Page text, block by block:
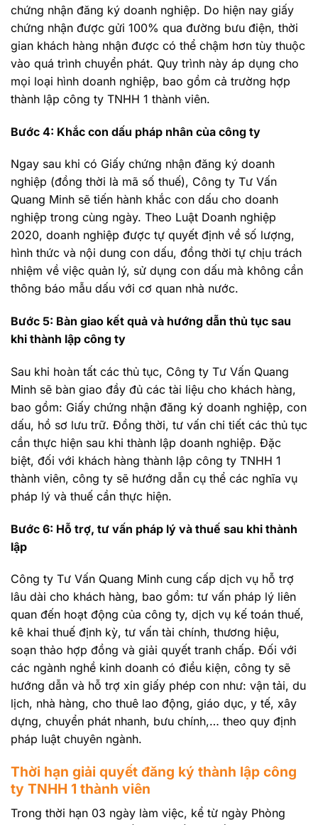
chứng nhận đăng ký doanh nghiệp. Do hiện nay giấy
chứng nhận được gửi 100% qua đường bưu điện, thời
gian khách hàng nhận được có thể chậm hơn tùy thuộc
vào quá trình chuyển phát. Quy trình này áp dụng cho
mọi loại hình doanh nghiệp, bao gồm cả trường hợp
thành lập công ty TNHH 1 thành viên.
Bước 4: Khắc con dấu pháp nhân của công ty
Ngay sau khi có Giấy chứng nhận đăng ký doanh
nghiệp (đồng thời là mã số thuế), Công ty Tư Vấn
Quang Minh sẽ tiến hành khắc con dấu cho doanh
nghiệp trong cùng ngày. Theo Luật Doanh nghiệp
2020, doanh nghiệp được tự quyết định về số lượng,
hình thức và nội dung con dấu, đồng thời tự chịu trách
nhiệm về việc quản lý, sử dụng con dấu mà không cần
thông báo mẫu dấu với cơ quan nhà nước.
Bước 5: Bàn giao kết quả và hướng dẫn thủ tục sau
khi thành lập công ty
Sau khi hoàn tất các thủ tục, Công ty Tư Vấn Quang
Minh sẽ bàn giao đầy đủ các tài liệu cho khách hàng,
bao gồm: Giấy chứng nhận đăng ký doanh nghiệp, con
dấu, hồ sơ lưu trữ. Đồng thời, tư vấn chi tiết các thủ tục
cần thực hiện sau khi thành lập doanh nghiệp. Đặc
biệt, đối với khách hàng thành lập công ty TNHH 1
thành viên, công ty sẽ hướng dẫn cụ thể các nghĩa vụ
pháp lý và thuế cần thực hiện.
Bước 6: Hỗ trợ, tư vấn pháp lý và thuế sau khi thành
lập
Công ty Tư Vấn Quang Minh cung cấp dịch vụ hỗ trợ
lâu dài cho khách hàng, bao gồm: tư vấn pháp lý liên
quan đến hoạt động của công ty, dịch vụ kế toán thuế,
kê khai thuế định kỳ, tư vấn tài chính, thương hiệu,
soạn thảo hợp đồng và giải quyết tranh chấp. Đối với
các ngành nghề kinh doanh có điều kiện, công ty sẽ
hướng dẫn và hỗ trợ xin giấy phép con như: vận tải, du
lịch, nhà hàng, cho thuê lao động, giáo dục, y tế, xây
dựng, chuyển phát nhanh, bưu chính,… theo quy định
pháp luật chuyên ngành.
Thời hạn giải quyết đăng ký thành lập công
ty TNHH 1 thành viên
Trong thời hạn 03 ngày làm việc, kể từ ngày Phòng